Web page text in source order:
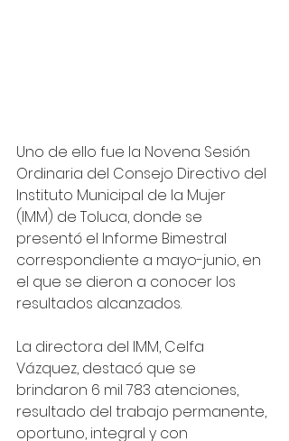
Uno de ello fue la Novena Sesión
Ordinaria del Consejo Directivo del
Instituto Municipal de la Mujer
(IMM) de Toluca, donde se
presentó el Informe Bimestral
correspondiente a mayo-junio, en
el que se dieron a conocer los
resultados alcanzados.
La directora del IMM, Celfa
Vázquez, destacó que se
brindaron 6 mil 783 atenciones,
resultado del trabajo permanente,
oportuno, integral y con